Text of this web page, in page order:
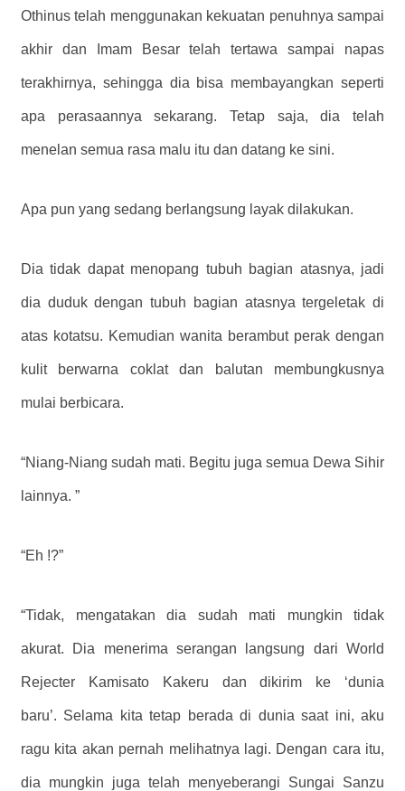
Othinus telah menggunakan kekuatan penuhnya sampai
akhir dan Imam Besar telah tertawa sampai napas
terakhirnya, sehingga dia bisa membayangkan seperti
apa perasaannya sekarang. Tetap saja, dia telah
menelan semua rasa malu itu dan datang ke sini.
Apa pun yang sedang berlangsung layak dilakukan.
Dia tidak dapat menopang tubuh bagian atasnya, jadi
dia duduk dengan tubuh bagian atasnya tergeletak di
atas kotatsu. Kemudian wanita berambut perak dengan
kulit berwarna coklat dan balutan membungkusnya
mulai berbicara.
“Niang-Niang sudah mati. Begitu juga semua Dewa Sihir
lainnya. ”
“Eh !?”
“Tidak, mengatakan dia sudah mati mungkin tidak
akurat. Dia menerima serangan langsung dari World
Rejecter Kamisato Kakeru dan dikirim ke ‘dunia
baru’. Selama kita tetap berada di dunia saat ini, aku
ragu kita akan pernah melihatnya lagi. Dengan cara itu,
dia mungkin juga telah menyeberangi Sungai Sanzu